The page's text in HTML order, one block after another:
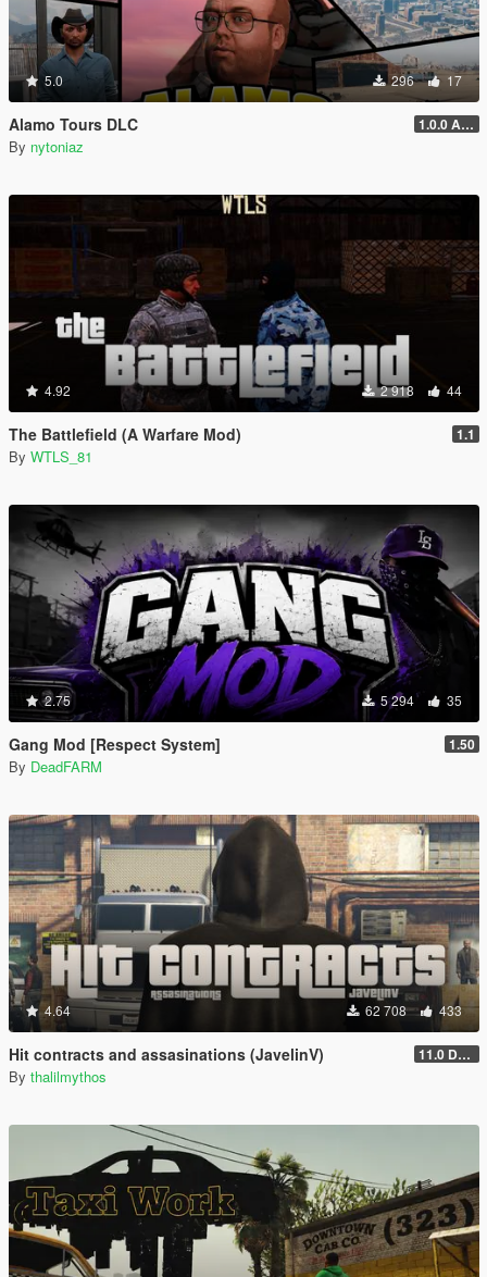
5.0 296 17
Alamo Tours DLC 1.0.0 Alpha
By nytoniaz
4.92 2 918 44
The Battlefield (A Warfare Mod) 1.1
By WTLS_81
2.75 5 294 35
Gang Mod [Respect System] 1.50
By DeadFARM
4.64 62 708 433
Hit contracts and assasinations (JavelinV) 11.0 Defensive improvement
By thalilmythos